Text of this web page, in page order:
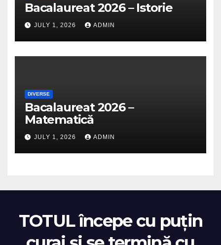
Bacalaureat 2026 – Istorie
JULY 1, 2026 ADMIN
DIVERSE
Bacalaureat 2026 –
Matematică
JULY 1, 2026 ADMIN
TOTUL începe cu puțin